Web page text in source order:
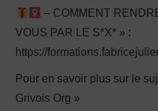
– COMMENT
VOUS PAR LE S*X* » :
https://
Pour en savoir plus sur le
Grivois Org »